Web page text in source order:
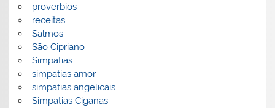
proverbios
receitas
Salmos
São Cipriano
Simpatias
simpatias amor
simpatias angelicais
Simpatias Ciganas